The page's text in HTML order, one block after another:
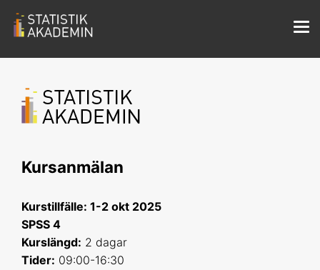
Kursanmälan
Kurstillfälle: 1-2 okt 2025
SPSS 4
Kurslängd: 2 dagar
Tider: 09:00-16:30